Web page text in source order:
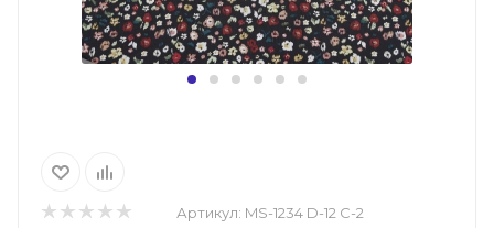
Артикул: MS-1234 D-12 C-2